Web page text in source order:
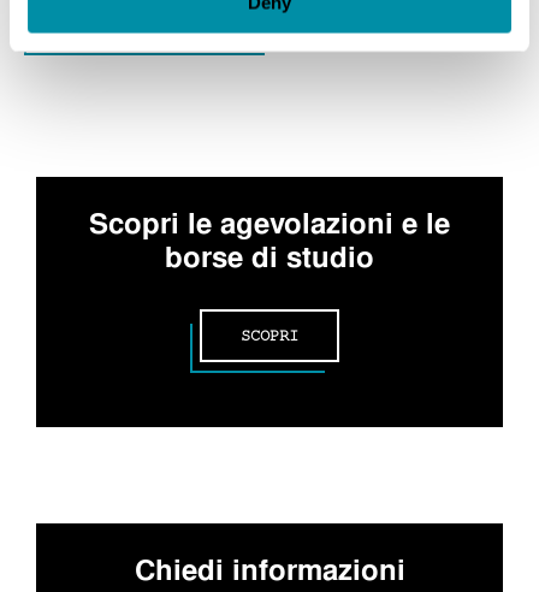
Scopri le agevolazioni e le
borse di studio
SCOPRI
Chiedi informazioni